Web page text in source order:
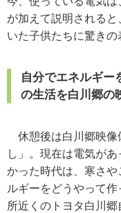
が加えて説明される
いた子供たちに驚きの
自分でエネルギ
の生活を白川郷の
休憩後は白川郷映像
し」。現在は電気が
かった時代は、寒さ
ルギーをどうやって
所近くのトヨタ白川郷